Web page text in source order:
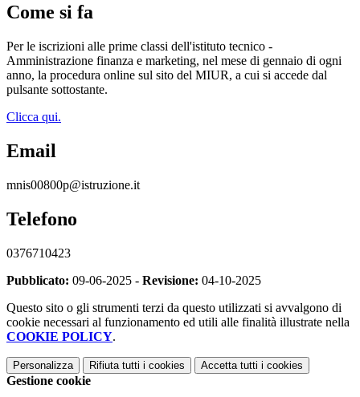
Come si fa
Per le iscrizioni alle prime classi dell'istituto tecnico -
Amministrazione finanza e marketing, nel mese di gennaio di ogni
anno, la procedura online sul sito del MIUR, a cui si accede dal
pulsante sottostante.
Clicca qui.
Email
mnis00800p@istruzione.it
Telefono
0376710423
Pubblicato: 09-06-2025 - Revisione: 04-10-2025
Questo sito o gli strumenti terzi da questo utilizzati si avvalgono di
cookie necessari al funzionamento ed utili alle finalità illustrate nella
COOKIE POLICY.
Personalizza Rifiuta tutti i cookies Accetta tutti i cookies
Gestione cookie